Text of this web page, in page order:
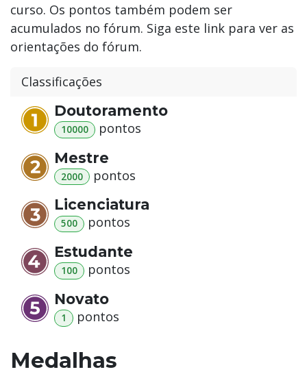
curso. Os pontos também podem ser
acumulados no fórum. Siga este link para ver as
orientações do fórum.
Classificações
Doutoramento
10000 pontos
Mestre
2000 pontos
Licenciatura
500 pontos
Estudante
100 pontos
Novato
1 pontos
Medalhas